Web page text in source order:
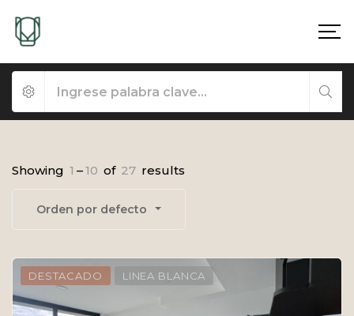
Showing 1 –10 of 27 results
Orden por defecto
DESTACADO LINEA BLANCA